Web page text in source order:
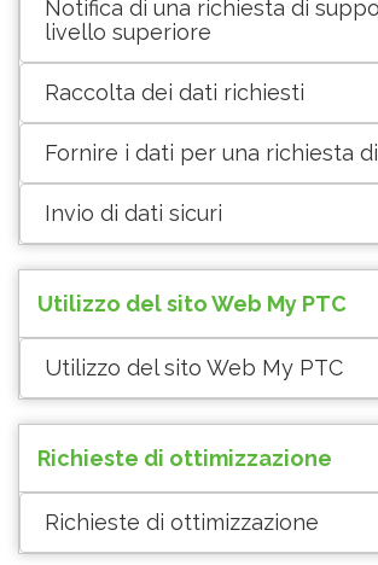
Notifica di una richiesta di
livello superiore
Raccolta dei dati richiesti
Fornire i dati per una richiesta
Invio di dati sicuri
Utilizzo del sito Web My PTC
Utilizzo del sito Web My PTC
Richieste di ottimizzazione
Richieste di ottimizzazione